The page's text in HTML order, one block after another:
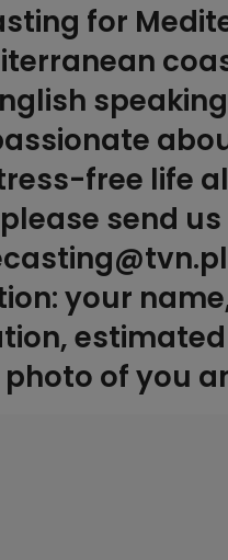
for
free life
send
your
of you